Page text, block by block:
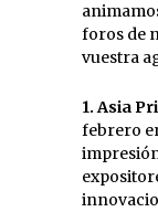
foros de
vuestra
1. Asia
febrero